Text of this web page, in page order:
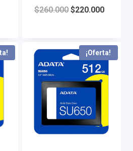
$260.000 Original
$260.000.
$220.000Current
¡Oferta!